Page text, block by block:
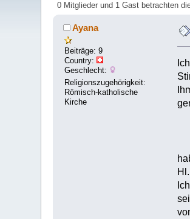
0 Mitglieder und 1 Gast betrachten
Ayana
Beiträge: 9
Country:
Geschlecht:
Religionszugehörigkeit:
Römisch-katholische
Kirche